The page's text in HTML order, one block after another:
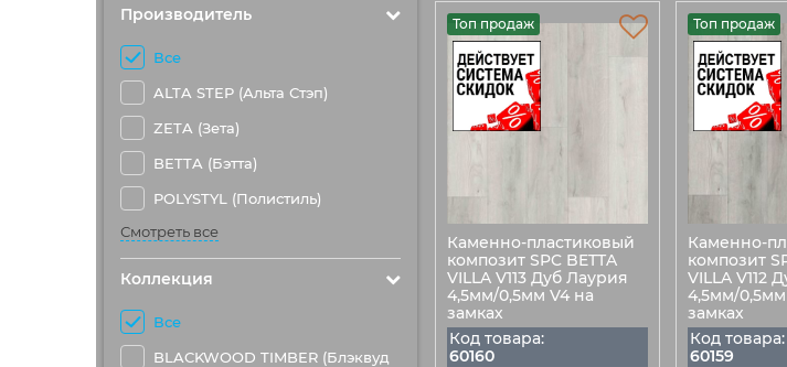
Производитель
Все
ALTA STEP (Альта Стэп)
ZETA (Зета)
BETTA (Бэтта)
POLYSTYL (Полистиль)
Смотреть все
Коллекция
Все
BLACKWOOD TIMBER (Блэквуд
Топ продаж
Каменно-пластиковый
композит SPC BETTA
VILLA V113 Дуб Лаурия
4,5мм/0,5мм V4 на
замках
Код товара:
60160
Топ продаж
Каменно-
композит
VILLA V112
4,5мм/0,5мм
замках
Код товара:
60159